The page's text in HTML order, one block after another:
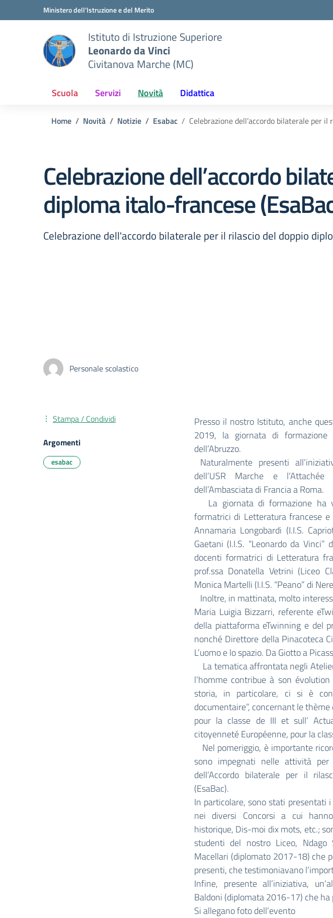
Vai ai contenuti
Vai al menu di navigazioneMinistero dell'Istruzione e del Merito
Istituto di Istruzione Superiore
Leonardo da Vinci
Civitanova Marche (MC)
Scuola Servizi Novità Didattica
Home Novità Notizie Esabac Celebrazione dell’accordo bilaterale per
Celebrazione dell’accordo
diploma italo-francese
Celebrazione dell'accordo bilaterale per il rilascio del doppio
Personale scolastico
Presso il nostro Istituto, anche
2019, la giornata di
dell’Abruzzo.
Naturalmente presenti
dell’USR Marche e
dell’Ambasciata di Francia a Roma.
La giornata di formazione ha
formatrici di Letteratura francese
Annamaria Longobardi (I.I.S.
Gaetani (I.I.S. “Leonardo da
docenti formatrici di Letteratura
prof.ssa Donatella Vetrini (Liceo
Monica Martelli (I.I.S. “Peano” di
Inoltre, in mattinata, molto
Maria Luigia Bizzarri, referente
della piattaforma eTwinning e del
nonché Direttore della Pinacoteca
L’uomo e lo spazio. Da Giotto a
La tematica affrontata negli
l’homme contribue à son
storia, in particolare, ci si è
documentaire”, concernant le
pour la classe de III et sull’
citoyenneté Européenne, pour la
Nel pomeriggio, è importante
sono impegnati nelle attività
dell’Accordo bilaterale per il
(EsaBac).
In particolare, sono stati presentati
nei diversi Concorsi a cui
historique, Dis-moi dix mots, etc.;
studenti del nostro Liceo,
Macellari (diplomato 2017-18) che
presenti, che testimoniavano
Infine, presente all’iniziativa,
Baldoni (diplomata 2016-17) che
Si allegano foto dell’evento
Stampa / Condividi
Argomenti
esabac